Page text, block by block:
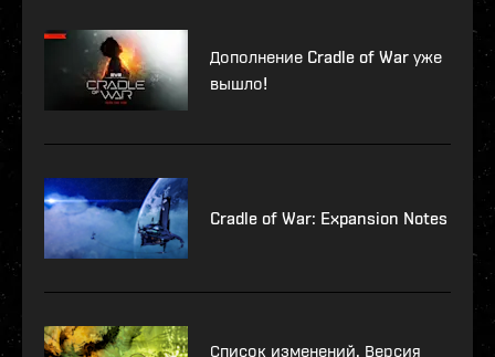
Дополнение Cradle of War уже
вышло!
Cradle of War: Expansion Notes
Список изменений. Версия